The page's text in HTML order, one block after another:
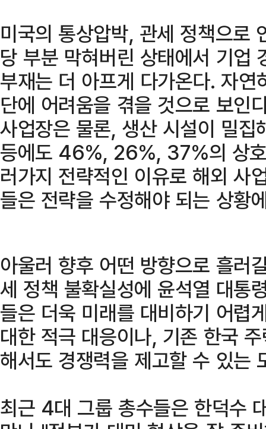
미국의 통상압박, 관세 정책으로
당 부분 막혀버린 상태에서 기업
부재는 더 아프게 다가온다. 자
단에 어려움을 겪을 것으로 보인
사업장은 물론, 생산 시설이 밀
등에도 46%, 26%, 37%의 상
러가지 전략적인 이유로 해외 사
들은 전략을 수정해야 되는 상황
아울러 향후 어떤 방향으로 흘러
세 정책 불확실성에 윤석열 대통
들은 더욱 미래를 대비하기 어렵
대한 적극 대응이나, 기존 한국
해서도 경쟁력을 제고할 수 있는
최근 4대 그룹 총수들은 한덕수